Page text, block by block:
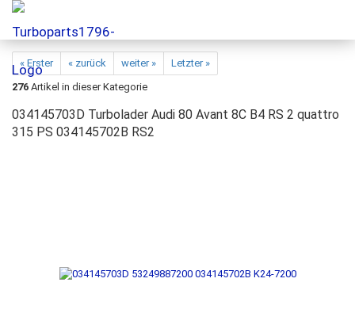
« Erster « zurück weiter »
Letzter »
276 Artikel in dieser Kategorie
034145703D Turbolader Audi 80 Avant 8C B4 RS 2 quattro
315 PS 034145702B RS2